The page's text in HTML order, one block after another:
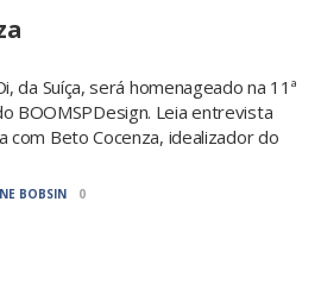
da Suíça, será homenageado na 11ª
BOOMSPDesign. Leia entrevista
com Beto Cocenza, idealizador do
BOBSIN 0